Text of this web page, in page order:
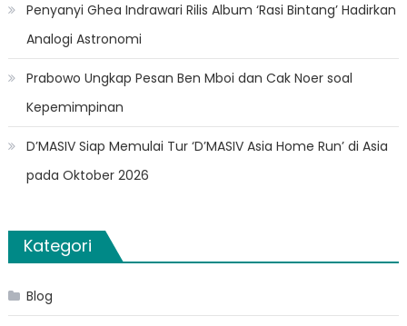
Penyanyi Ghea Indrawari Rilis Album ‘Rasi Bintang’ Hadirkan
Analogi Astronomi
Prabowo Ungkap Pesan Ben Mboi dan Cak Noer soal
Kepemimpinan
D’MASIV Siap Memulai Tur ‘D’MASIV Asia Home Run’ di Asia
pada Oktober 2026
Kategori
Blog